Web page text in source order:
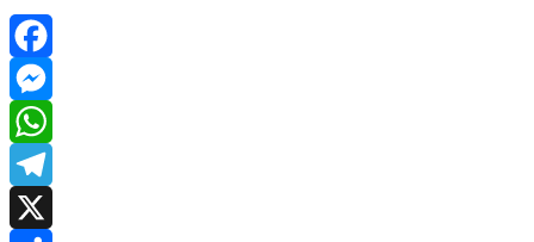
Facebook
Messenger
WhatsApp
Telegram